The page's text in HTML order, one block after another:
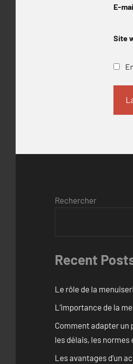
E-
Site
Rechercher
Recent
Le rôle de la
L’importance de la
Comment adapter
les délais, les normes
Les avantages d’un